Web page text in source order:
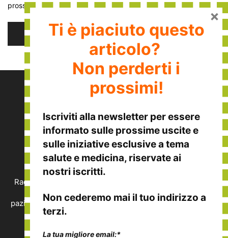
prossima volta che commento.
CHI SIAMO
Raccontiamo le eccellenze italiane nella medicina, nella
salute e nel benessere, viste dalla prospettiva del
paziente. Vuoi segnalare un'eccellenza o vuoi collaborare
Contattaci:redazione@disalute.it
Ti è piaciuto questo
articolo?
Non perderti i
prossimi!
Iscriviti alla newsletter per essere
informato sulle prossime uscitee
sulle iniziative esclusivea tema
salute e medicina, riservate ai
nostri iscritti.
Non cederemo mai il tuo indirizzo a
terzi.
La tua migliore email:*
×